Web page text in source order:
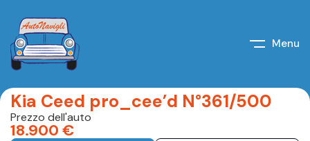
Menu
Kia Ceed pro_cee’d N°361/500
Prezzo dell'auto
18.900 €